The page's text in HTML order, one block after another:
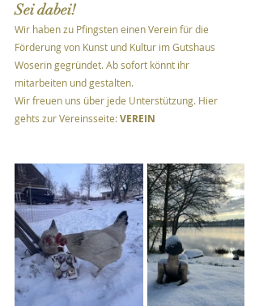
Sei dabei!
Wir haben zu Pfingsten einen Verein für die
Förderung von Kunst und Kultur im Gutshaus
Woserin gegründet. Ab sofort könnt ihr
mitarbeiten und gestalten.
Wir freuen uns über jede Unterstützung. Hier
gehts zur Vereinsseite: VEREIN